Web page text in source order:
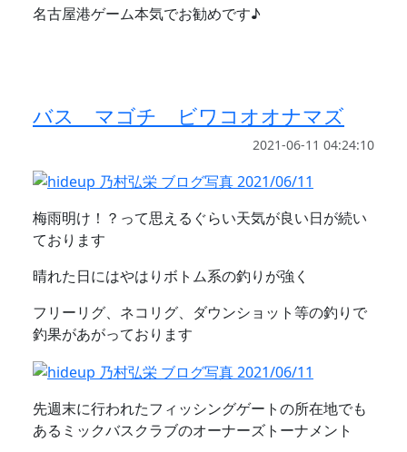
名古屋港ゲーム本気でお勧めです♪
バス マゴチ ビワコオオナマズ
2021-06-11 04:24:10
梅雨明け！？って思えるぐらい天気が良い日が続い
ております
晴れた日にはやはりボトム系の釣りが強く
フリーリグ、ネコリグ、ダウンショット等の釣りで
釣果があがっております
先週末に行われたフィッシングゲートの所在地でも
あるミックバスクラブのオーナーズトーナメント